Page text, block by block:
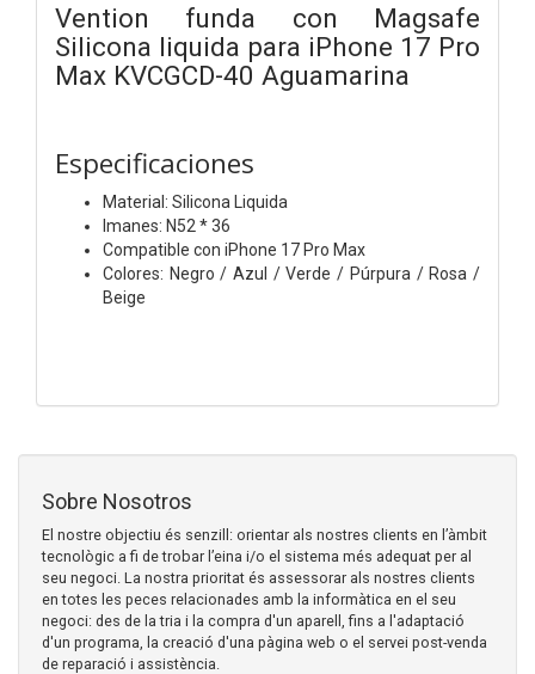
Vention funda con Magsafe
Silicona liquida para iPhone 17 Pro
Max KVCGCD-40 Aguamarina
Especificaciones
Material: Silicona Liquida
Imanes: N52 * 36
Compatible con iPhone 17 Pro Max
Colores: Negro / Azul / Verde / Púrpura / Rosa /
Beige
Sobre Nosotros
El nostre objectiu és senzill: orientar als nostres clients en l’àmbit
tecnològic a fi de trobar l’eina i/o el sistema més adequat per al
seu negoci. La nostra prioritat és assessorar als nostres clients
en totes les peces relacionades amb la informàtica en el seu
negoci: des de la tria i la compra d'un aparell, fins a l'adaptació
d'un programa, la creació d'una pàgina web o el servei post-venda
de reparació i assistència.